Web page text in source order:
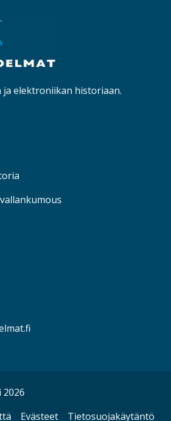
ja elektroniikan historiaan.
Evästeet Tietosuojakäytäntö